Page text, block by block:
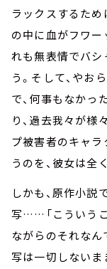
ラックスするため
の中に血がフワー
れも無表情でバシ
う。そして、やお
で、何事もなかっ
り、過去我々が様
プ被害者のキャ
うのを、彼女は全
しかも、原作小説
写……「こういう
ながらのそれなん
写は一切しないま